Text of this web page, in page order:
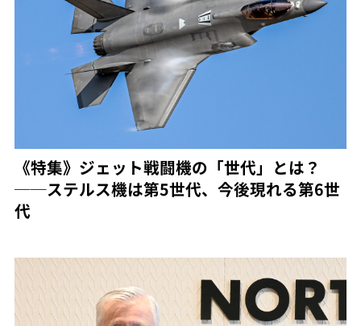
《特集》ジェット戦闘機の「世代」とは？
──ステルス機は第5世代、今後現れる第6世
代